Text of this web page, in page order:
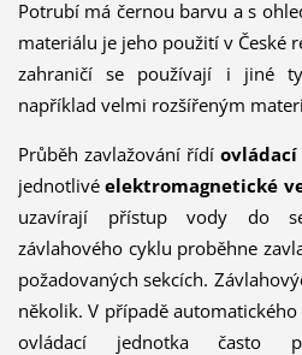
Potrubí má černou barvu a s
materiálu je jeho použití v České
zahraničí se používají i jiné
například velmi rozšířeným
Průběh zavlažování řídí
jednotlivéelektromagnetické
uzavírají přístup vody do
závlahového cyklu proběhne
požadovaných sekcích.
několik. V případě
ovládací jednotka často